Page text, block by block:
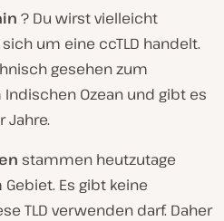
? Du wirst vielleicht
um eine ccTLD handelt.
gesehen zum
Ozean und gibt es
Jahre.
stammen heutzutage
Es gibt keine
TLD verwenden darf. Daher